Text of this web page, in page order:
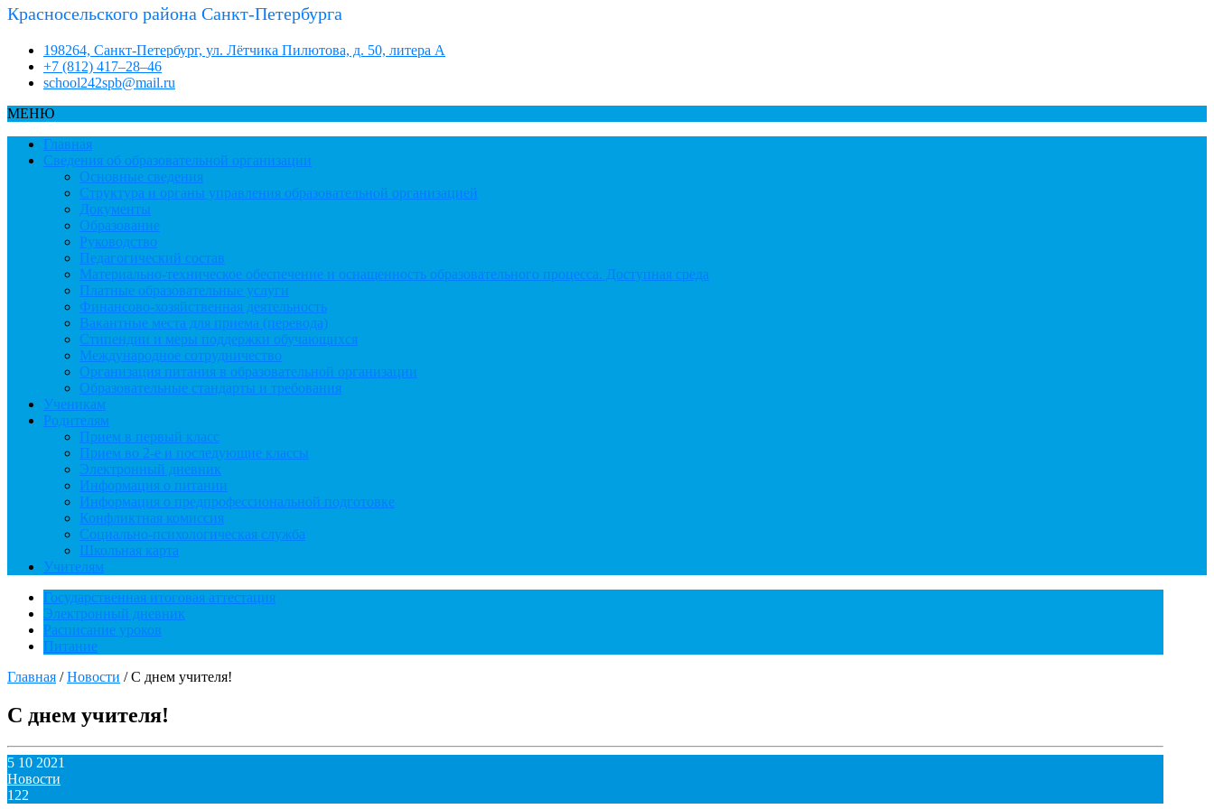
Красносельского района Санкт-Петербурга
198264, Санкт-Петербург, ул. Лётчика Пилютова, д. 50, литера А
+7 (812) 417–28–46
school242spb@mail.ru
МЕНЮ
Главная
Сведения об образовательной организации
Основные сведения
Структура и органы управления образовательной организацией
Документы
Образование
Руководство
Педагогический состав
Материально-техническое обеспечение и оснащенность образовательного процесса. Доступная среда
Платные образовательные услуги
Финансово-хозяйственная деятельность
Вакантные места для приема (перевода)
Стипендии и меры поддержки обучающихся
Международное сотрудничество
Организация питания в образовательной организации
Образовательные стандарты и требования
Ученикам
Родителям
Прием в первый класс
Прием во 2-е и последующие классы
Электронный дневник
Информация о питании
Информация о предпрофессиональной подготовке
Конфликтная комиссия
Социально-психологическая служба
Школьная карта
Учителям
Государственная итоговая аттестация
Электронный дневник
Расписание уроков
Питание
Главная /Новости /С днем учителя!
С днем учителя!
5 10 2021
Новости
122